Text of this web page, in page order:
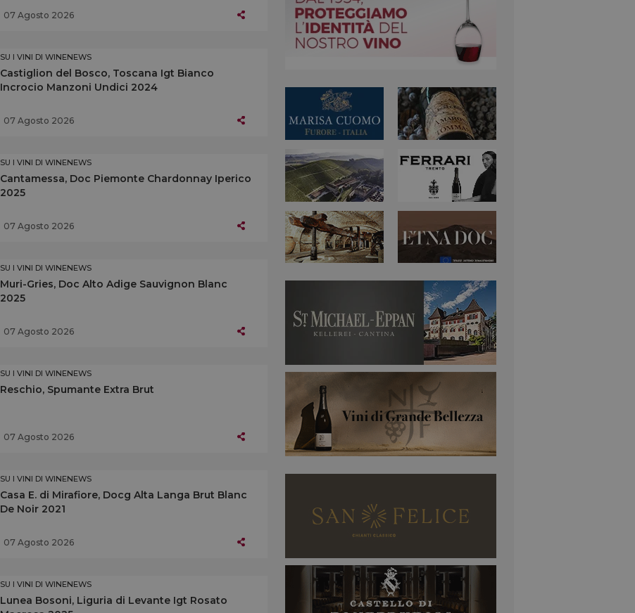
07 Agosto 2026
SU I VINI DI WINENEWS
Castiglion del Bosco, Toscana Igt Bianco
Incrocio Manzoni Undici 2024
07 Agosto 2026
SU I VINI DI WINENEWS
Cantamessa, Doc Piemonte Chardonnay Iperico
2025
07 Agosto 2026
SU I VINI DI WINENEWS
Muri-Gries, Doc Alto Adige Sauvignon Blanc
2025
07 Agosto 2026
SU I VINI DI WINENEWS
Reschio, Spumante Extra Brut
07 Agosto 2026
SU I VINI DI WINENEWS
Casa E. di Mirafiore, Docg Alta Langa Brut Blanc
De Noir 2021
07 Agosto 2026
SU I VINI DI WINENEWS
Lunea Bosoni, Liguria di Levante Igt Rosato